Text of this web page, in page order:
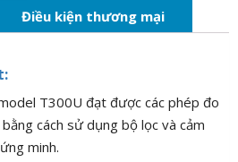
Điều kiện thương mại
T300U đạt được các phép đo
cách sử dụng bộ lọc và cảm
minh.